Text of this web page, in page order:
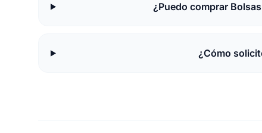
¿Puedo comprar
¿Cómo